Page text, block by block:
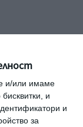
и/или имаме
и
и
за